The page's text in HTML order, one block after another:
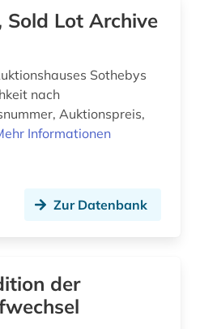
open educational resources (2)
Sold Lot Archive
Sothebys
nach
Auktionspreis,
Informationen
Zur Datenbank
der